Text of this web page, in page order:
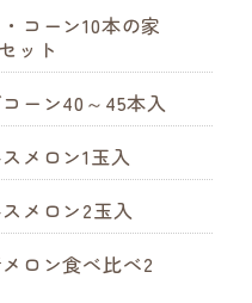
コーン10本の家
ット
ーン40～45本入
メロン1玉入
メロン2玉入
ロン食べ比べ2